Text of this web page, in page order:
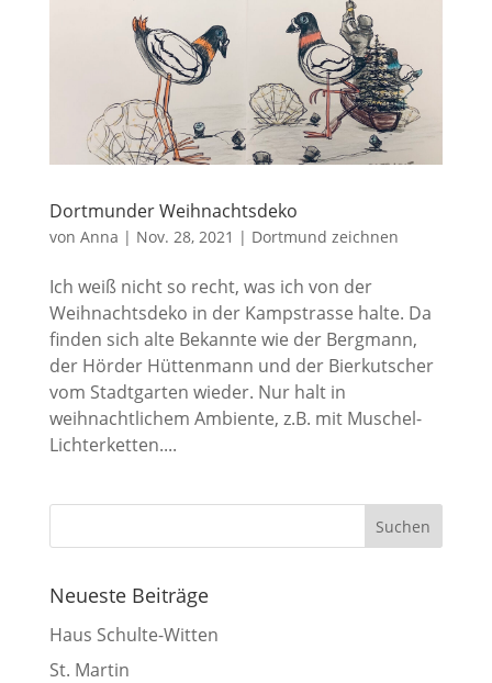
Dortmunder Weihnachtsdeko
von Anna | Nov. 28, 2021 | Dortmund zeichnen
Ich weiß nicht so recht, was ich von der
Weihnachtsdeko in der Kampstrasse halte. Da
finden sich alte Bekannte wie der Bergmann,
der Hörder Hüttenmann und der Bierkutscher
vom Stadtgarten wieder. Nur halt in
weihnachtlichem Ambiente, z.B. mit Muschel-
Lichterketten....
Neueste Beiträge
Haus Schulte-Witten
St. Martin